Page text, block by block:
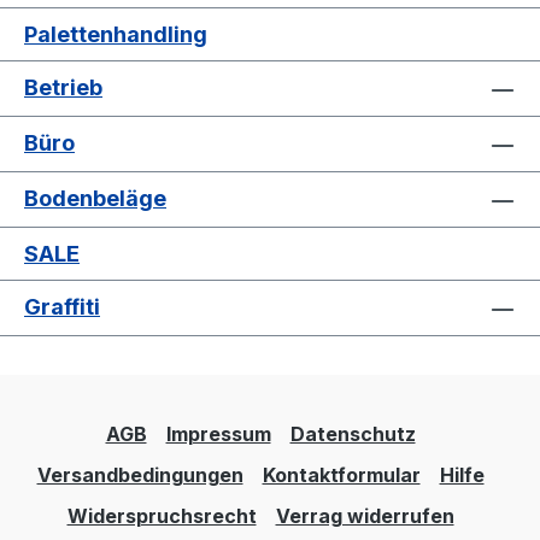
Palettenhandling
Betrieb
Büro
Bodenbeläge
SALE
Graffiti
AGB Impressum
Datenschutz
Versandbedingungen
Kontaktformular
Hilfe
Widerspruchsrecht
Verrag widerrufen